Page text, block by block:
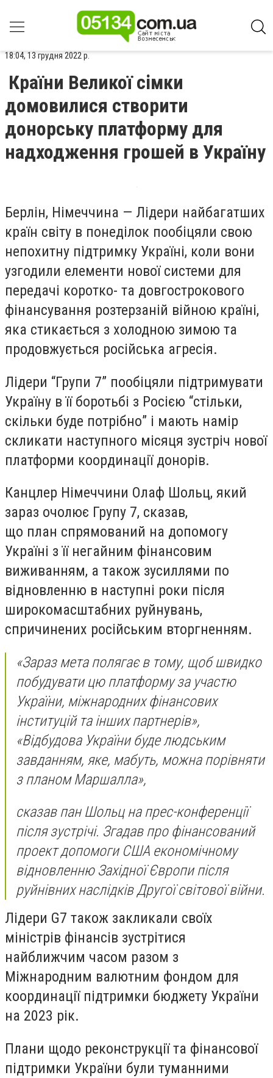
18:04, 13 грудня 2022 р.
Країни Великої сімки
домовилися створити
донорську платформу для
надходження грошей в Україну
Берлін, Німеччина — Лідери найбагатших
країн світу в понеділок пообіцяли свою
непохитну підтримку Україні, коли вони
узгодили елементи нової системи для
передачі коротко- та довгострокового
фінансування розтерзаній війною країні,
яка стикається з холодною зимою та
продовжується російська агресія.
Лідери “Групи 7” пообіцяли підтримувати
Україну в її боротьбі з Росією “стільки,
скільки буде потрібно” і мають намір
скликати наступного місяця зустріч нової
платформи координації донорів.
Канцлер Німеччини Олаф Шольц, який
зараз очолює Групу 7, сказав,
що план спрямований на допомогу
Україні з її негайним фінансовим
виживанням, а також зусиллями по
відновленню в наступні роки після
широкомасштабних руйнувань,
спричинених російським вторгненням.
«Зараз мета полягає в тому, щоб швидко
побудувати цю платформу за участю
України, міжнародних фінансових
інституцій та інших партнерів»,
«Відбудова України буде людським
завданням, яке, мабуть, можна порівняти
з планом Маршалла»,
сказав пан Шольц на прес-конференції
після зустрічі. Згадав про фінансований
проект допомоги США економічному
відновленню Західної Європи після
руйнівних наслідків Другої світової війни.
Лідери G7 також закликали своїх
міністрів фінансів зустрітися
найближчим часом разом з
Міжнародним валютним фондом для
координації підтримки бюджету України
на 2023 рік.
Плани щодо реконструкції та фінансової
підтримки України були туманними